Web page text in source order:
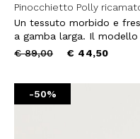
Pinocchietto Polly
Un tessuto morbido e
a gamba larga. Il modello
Price
€ 89,00to € 44,50
-50%